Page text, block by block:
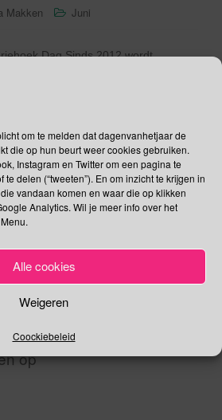
om te melden dat dagenvanhetjaar de
die op hun beurt weer cookies gebruiken.
Instagram en Twitter om een pagina te
te delen (“tweeten”). En om inzicht te krijgen in
vandaan komen en waar die op klikken
Analytics. Wil je meer info over het
Alle cookies
Weigeren
Coockiebeleid
Makken Juni
Dag Sinds 2012 wordt
Dag wordt omarmd en gesteund
Internationale Koraaldriehoek Dag
mariene ecosystemen in de wereld in
op